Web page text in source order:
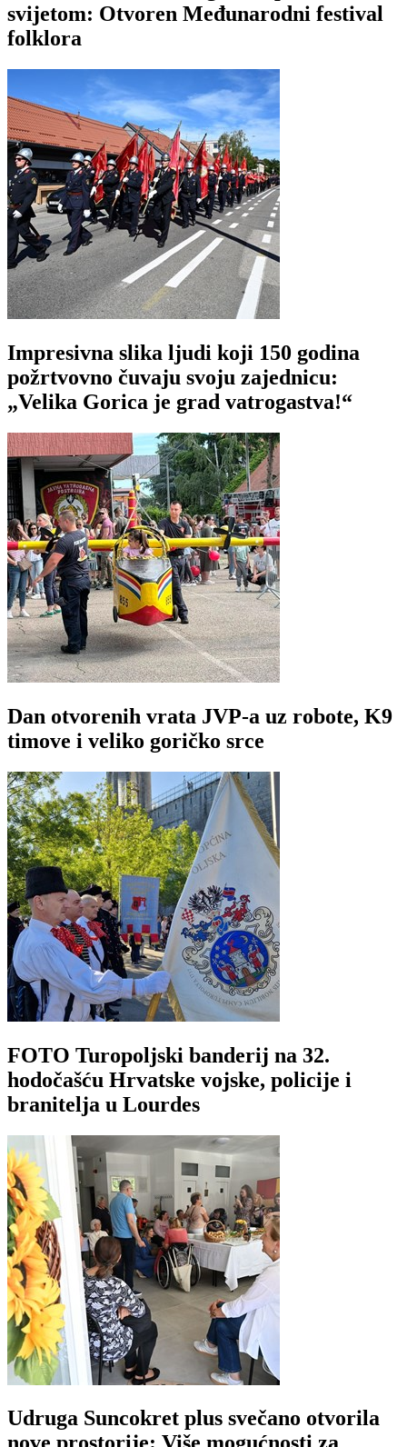
svijetom: Otvoren Međunarodni festival
folklora
Impresivna slika ljudi koji 150 godina
požrtvovno čuvaju svoju zajednicu:
„Velika Gorica je grad vatrogastva!“
Dan otvorenih vrata JVP-a uz robote, K9
timove i veliko goričko srce
FOTO Turopoljski banderij na 32.
hodočašću Hrvatske vojske, policije i
branitelja u Lourdes
Udruga Suncokret plus svečano otvorila